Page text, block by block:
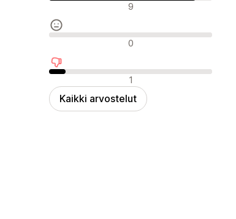
Positiiviset arvostelut
9
Neutraalit arvostelut
0
Negatiiviset arvostelut
1
Kaikki arvostelut